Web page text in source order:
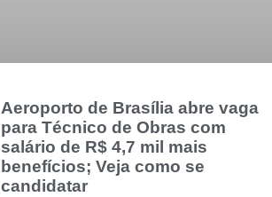
Aeroporto de Brasília abre vaga
para Técnico de Obras com
salário de R$ 4,7 mil mais
benefícios; Veja como se
candidatar